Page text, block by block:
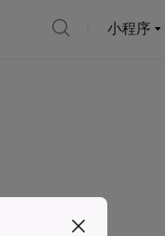
小程序